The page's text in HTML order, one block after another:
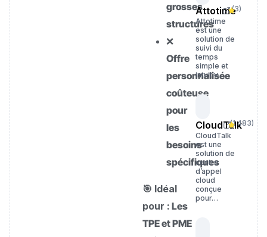
grosses
structures
❌
Offre
personnalisée
coûteuse
pour
les
besoins
spécifiques
🎯 Idéal
pour : Les
TPE et PME
Attotime
(3)
Attotime
est une
solution de
suivi du
temps
simple et
intuitiv…
CloudTalk
(1 483)
CloudTalk
est une
solution de
centre
d’appel
cloud
conçue
pour…